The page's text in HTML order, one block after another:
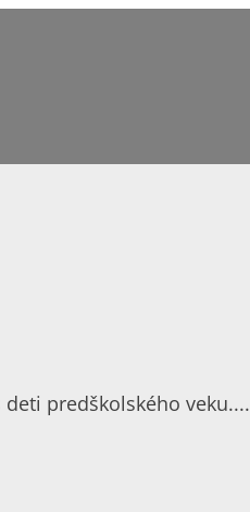
predškolského veku....